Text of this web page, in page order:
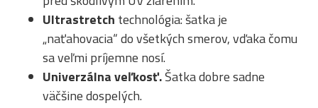
Ultrastretch technológia: šatka je
„naťahovacia“ do všetkých smerov, vďaka čomu
sa veľmi príjemne nosí.
Univerzálna veľkosť.Šatka dobre sadne
väčšine dospelých.